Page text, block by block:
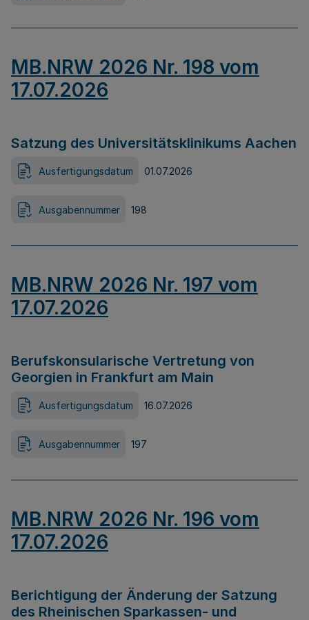
MB.NRW 2026 Nr. 198 vom
17.07.2026
Satzung des Universitätsklinikums Aachen
Ausfertigungsdatum 01.07.2026
Ausgabennummer 198
MB.NRW 2026 Nr. 197 vom
17.07.2026
Berufskonsularische Vertretung von
Georgien in Frankfurt am Main
Ausfertigungsdatum 16.07.2026
Ausgabennummer 197
MB.NRW 2026 Nr. 196 vom
17.07.2026
Berichtigung der Änderung der Satzung
des Rheinischen Sparkassen- und